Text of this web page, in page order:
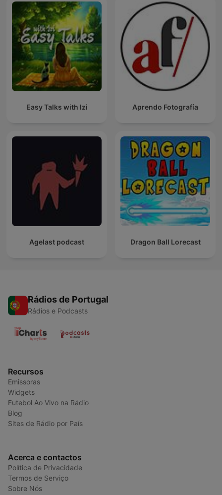
Easy Talks with Izi Aprendo Fotografía
Agelast podcast Dragon Ball Lorecast
Rádios de Portugal
Rádios e Podcasts
Recursos
Emissoras
Widgets
Futebol Ao Vivo na Rádio
Blog
Sites de Rádio por País
Acerca e contactos
Política de Privacidade
Termos de Serviço
Sobre Nós